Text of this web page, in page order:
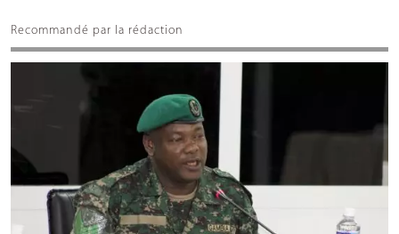
Recommandé par la rédaction